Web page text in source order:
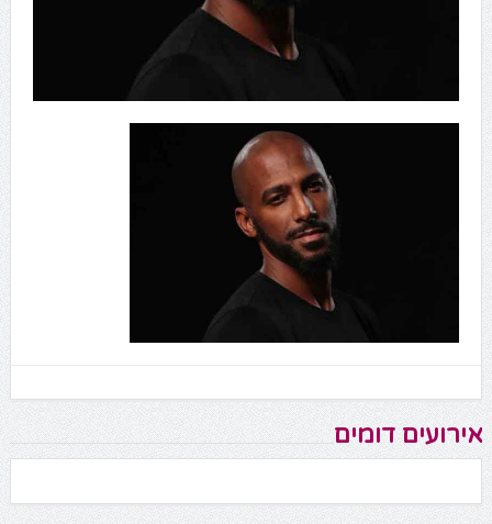
אירועים דומים